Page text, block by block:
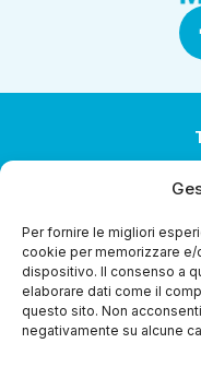
Per fornire le migliori
cookie per memorizzare
dispositivo. Il consenso a
elaborare dati come il
questo sito. Non
negativamente su alcune
coordinamento da
Sede legale: via